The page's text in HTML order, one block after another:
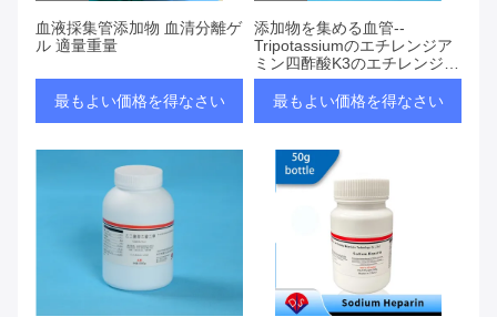
血液採集管添加物 血清分離ゲ
ル 適量重量
最もよい価格を得なさい
添加物を集める血管--
Tripotassiumのエチレンジア
ミン四酢酸K3のエチレンジア
ミン四酢酸の血の管
最もよい価格を得なさい